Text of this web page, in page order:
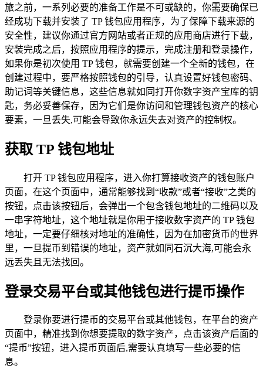
旅之前，一系列必要的准备工作是不可或缺的，你需要确保已
经成功下载并安装了 TP 钱包应用程序，为了保障下载来源的
安全性，建议你通过官方网站或者正规的应用商店进行下载，
安装完成之后，按照应用程序的提示，完成注册和登录操作，
如果你是初次使用 TP 钱包，就需要创建一个全新的钱包，在
创建过程中，要严格按照钱包的引导，认真设置好钱包密码、
助记词等关键信息，这些信息就如同打开你数字资产宝库的钥
匙，务必妥善保存，因为它们是你访问和管理钱包资产的核心
要素，一旦丢失,可能会导致你永远失去对资产的控制权。
获取 TP 钱包地址
打开 TP 钱包应用程序，进入你打算接收资产的钱包账户
页面，在这个页面中，通常能够找到“收款”或者“接收”之类的
按钮，点击该按钮后，会弹出一个包含钱包地址的二维码以及
一串字符地址，这个地址就是你用于接收数字资产的 TP 钱包
地址，一定要仔细核对地址的准确性，因为在加密货币的世界
里，一旦提币到错误的地址，资产就如同石沉大海,可能会永
远丢失且无法找回。
登录交易平台或其他钱包进行提币操作
登录你要进行提币的交易平台或其他钱包，在平台的资产
页面中，精准找到你想要提取的数字资产，点击该资产后面的
“提币”按钮，进入提币页面后,需要认真填写一些必要的信
息。